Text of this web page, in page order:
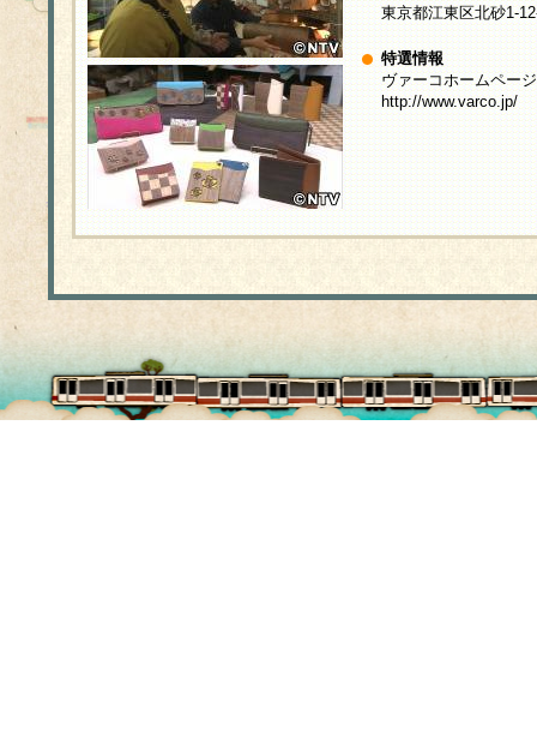
東京都江東区北砂1-
特選情報
ヴァーコホームページ
http://www.varco.jp/